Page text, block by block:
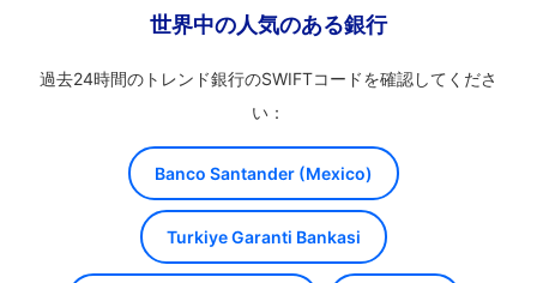
世界中の人気のある銀行
過去24時間のトレンド銀行のSWIFTコードを確認してくださ
い：
Banco Santander (Mexico)
Turkiye Garanti Bankasi